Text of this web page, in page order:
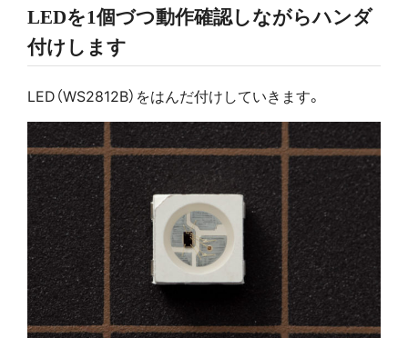
LEDを1個づつ動作確認しながらハンダ
付けします
LED（WS2812B）をはんだ付けしていきます。